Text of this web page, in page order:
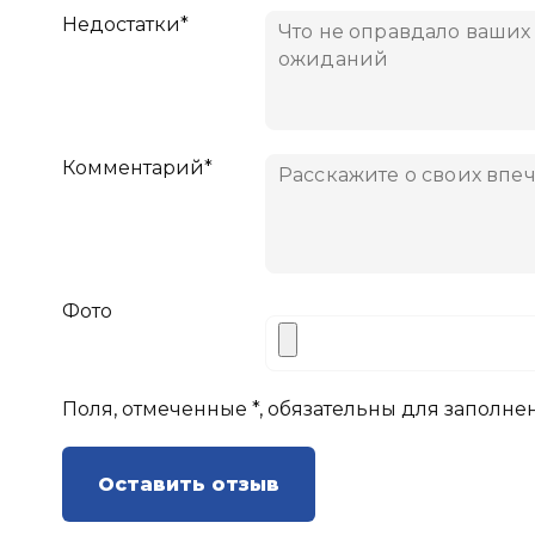
Недостатки*
Комментарий*
Фото
Поля, отмеченные *, обязательны для
Оставить отзыв